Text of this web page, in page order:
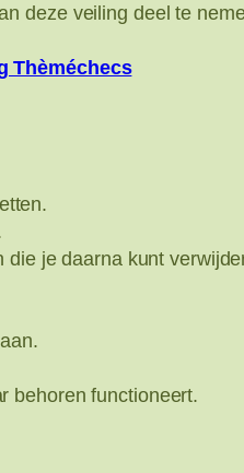
deze veiling deel te
Thèméchecs
je daarna kunt
aan.
behoren functioneert.